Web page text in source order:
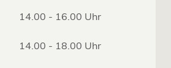
- 16.00 Uhr
- 18.00 Uhr